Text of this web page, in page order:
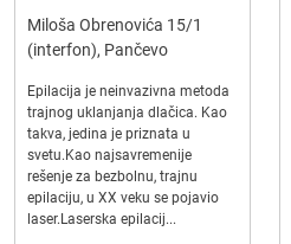
Miloša Obrenovića 15/1
(interfon), Pančevo
Epilacija je neinvazivna metoda
trajnog uklanjanja dlačica. Kao
takva, jedina je priznata u
svetu.Kao najsavremenije
rešenje za bezbolnu, trajnu
epilaciju, u XX veku se pojavio
laser.Laserska epilacij...